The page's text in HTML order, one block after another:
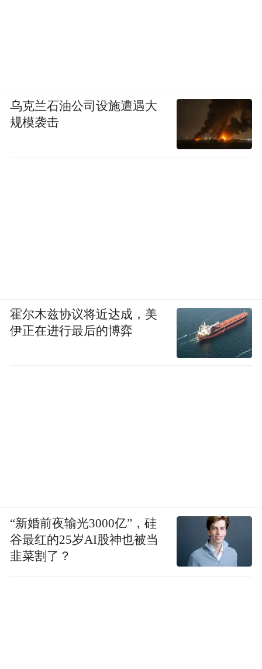
乌克兰石油公司设施遭遇大
规模袭击
霍尔木兹协议将近达成，美
伊正在进行最后的博弈
“新婚前夜输光3000亿”，硅
谷最红的25岁AI股神也被当
韭菜割了？